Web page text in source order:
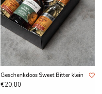
Geschenkdoos Sweet Bitter klein
€20,80